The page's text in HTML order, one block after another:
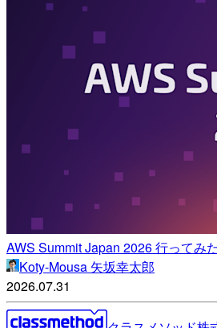
AWS Summit Japan 2026 行ってみ
Koty-Mousa 矢坂幸太郎
2026.07.31